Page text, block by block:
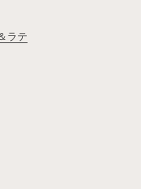
ラテ